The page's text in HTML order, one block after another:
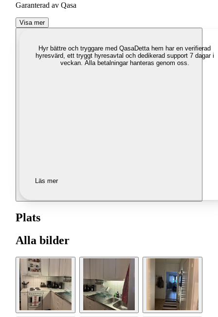
Garanterad av Qasa
Visa mer
Hyr bättre och tryggare med QasaDetta hem har en verifierad
hyresvärd, ett tryggt hyresavtal och dedikerad support 7 dagar i
veckan. Alla betalningar hanteras genom oss.
Läs mer
Plats
Alla bilder